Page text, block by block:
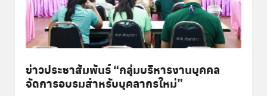
ข่าวประชาสัมพันธ์ “กลุ่มบริหารงานบุคคล
จัดการอบรมสำหรับบุคลากรใหม่”